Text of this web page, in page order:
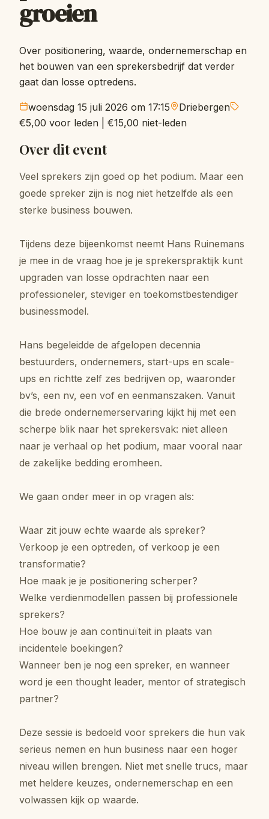
groeien
Over positionering, waarde, ondernemerschap en
het bouwen van een sprekersbedrijf dat verder
gaat dan losse optredens.
woensdag 15 juli 2026 om 17:15
Driebergen
€5,00 voor leden
€15,00 niet-leden
Over dit event
Veel sprekers zijn goed op het podium. Maar een
goede spreker zijn is nog niet hetzelfde als een
sterke business bouwen.
Tijdens deze bijeenkomst neemt Hans Ruinemans
je mee in de vraag hoe je je sprekerspraktijk kunt
upgraden van losse opdrachten naar een
professioneler, steviger en toekomstbestendiger
businessmodel.
Hans begeleidde de afgelopen decennia
bestuurders, ondernemers, start-ups en scale-
ups en richtte zelf zes bedrijven op, waaronder
bv’s, een nv, een vof en eenmanszaken. Vanuit
die brede ondernemerservaring kijkt hij met een
scherpe blik naar het sprekersvak: niet alleen
naar je verhaal op het podium, maar vooral naar
de zakelijke bedding eromheen.
We gaan onder meer in op vragen als:
Waar zit jouw echte waarde als spreker?
Verkoop je een optreden, of verkoop je een
transformatie?
Hoe maak je je positionering scherper?
Welke verdienmodellen passen bij professionele
sprekers?
Hoe bouw je aan continuïteit in plaats van
incidentele boekingen?
Wanneer ben je nog een spreker, en wanneer
word je een thought leader, mentor of strategisch
partner?
Deze sessie is bedoeld voor sprekers die hun vak
serieus nemen en hun business naar een hoger
niveau willen brengen. Niet met snelle trucs, maar
met heldere keuzes, ondernemerschap en een
volwassen kijk op waarde.